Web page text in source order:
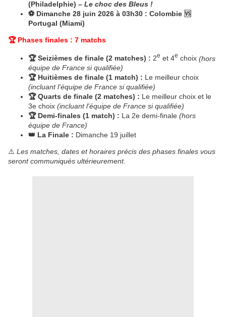
(Philadelphie) – Le choc des Bleus !
⚽ Dimanche 28 juin 2026 à 03h30 : Colombie 🆚
Portugal (Miami)
🏆 Phases finales : 7 matchs
🏆 Seizièmes de finale (2 matches) : 2e et 4e choix (hors
équipe de France si qualifiée)
🏆 Huitièmes de finale (1 match) : Le meilleur choix
(incluant l'équipe de France si qualifiée)
🏆 Quarts de finale (2 matches) : Le meilleur choix et le
3e choix (incluant l'équipe de France si qualifiée)
🏆 Demi-finales (1 match) : La 2e demi-finale (hors
équipe de France)
👑 La Finale : Dimanche 19 juillet
⚠️ Les matches, dates et horaires précis des phases finales vous
seront communiqués ultérieurement.